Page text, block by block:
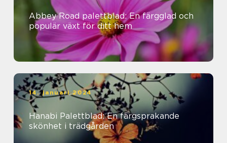
Abbey Road palettblad: En färgglad och
populär växt för ditt hem
14. januari 2024
Hanabi Palettblad: En färgsprakande
skönhet i trädgården